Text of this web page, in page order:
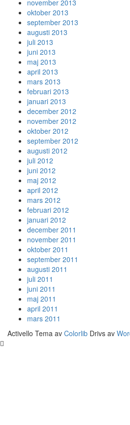
november 2013
oktober 2013
september 2013
augusti 2013
juli 2013
juni 2013
maj 2013
april 2013
mars 2013
februari 2013
januari 2013
december 2012
november 2012
oktober 2012
september 2012
augusti 2012
juli 2012
juni 2012
maj 2012
april 2012
mars 2012
februari 2012
januari 2012
december 2011
november 2011
oktober 2011
september 2011
augusti 2011
juli 2011
juni 2011
maj 2011
april 2011
mars 2011
Activello Tema av Colorlib Drivs av